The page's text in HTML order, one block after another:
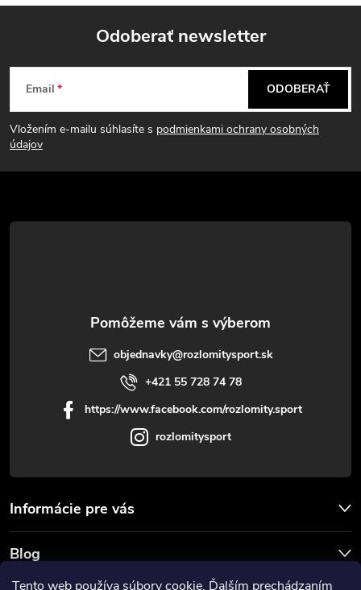
Tento web používa súbory cookie. Ďalším prechádzaním
Z
á
p
t
Odoberať newsletter
Email
Vložením e-mailu súhlasíte s podmienkami ochrany osobných
údajov
ODOBERAŤ
objednavky@rozlomitysport.sk
+421 55 728 74 78
https://www.facebook.com/rozlomity.sport
rozlomitysport
Informácie pre vás
Blog